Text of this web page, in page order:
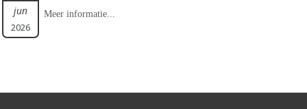
jun
2026
Meer informatie...